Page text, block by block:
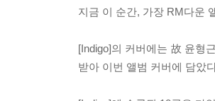
지금 이 순간, 가장 RM다운
[Indigo]의 커버에는 故 윤형
받아 이번 앨범 커버에 담았